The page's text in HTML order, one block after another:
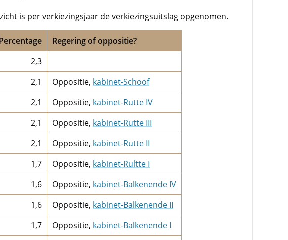
is per verkiezingsjaar de verkiezingsuitslag opgenomen.
Percentage
Regering of oppositie?
2,3
2,1 Oppositie, kabinet-Schoof
2,1 Oppositie, kabinet-Rutte IV
2,1 Oppositie, kabinet-Rutte III
2,1 Oppositie, kabinet-Rutte II
1,7 Oppositie, kabinet-Rultte I
1,6 Oppositie, kabinet-Balkenende IV
1,6 Oppositie, kabinet-Balkenende II
1,7 Oppositie, kabinet-Balkenende I